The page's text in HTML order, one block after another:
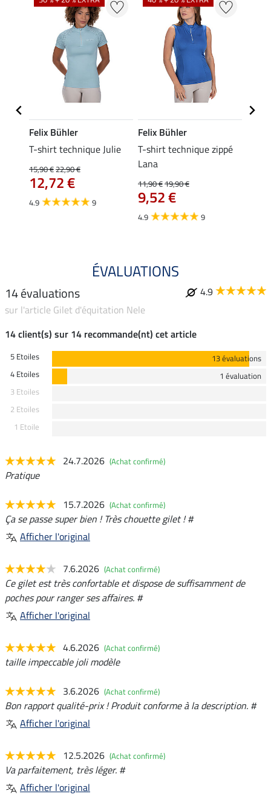
Felix Bühler
T-shirt technique Julie
15,90 €22,90 €
12,72 €
4.9 9
Felix Bühler
T-shirt technique zippé
Lana
11,90 €19,90 €
9,52 €
4.9 9
ÉVALUATIONS
14 évaluations
4.9
sur l'article Gilet d'équitation Nele
14 client(s) sur 14 recommande(nt) cet article
5 Etoiles
13 évaluations
4 Etoiles
1 évaluation
3 Etoiles
2 Etoiles
1 Etoile
24.7.2026 (Achat confirmé)
Pratique
15.7.2026 (Achat confirmé)
Ça se passe super bien ! Très chouette gilet ! #
Afficher l'original
7.6.2026 (Achat confirmé)
Ce gilet est très confortable et dispose de suffisamment de
poches pour ranger ses affaires. #
Afficher l'original
4.6.2026 (Achat confirmé)
taille impeccable joli modèle
3.6.2026 (Achat confirmé)
Bon rapport qualité-prix ! Produit conforme à la description. #
Afficher l'original
12.5.2026 (Achat confirmé)
Va parfaitement, très léger. #
Afficher l'original